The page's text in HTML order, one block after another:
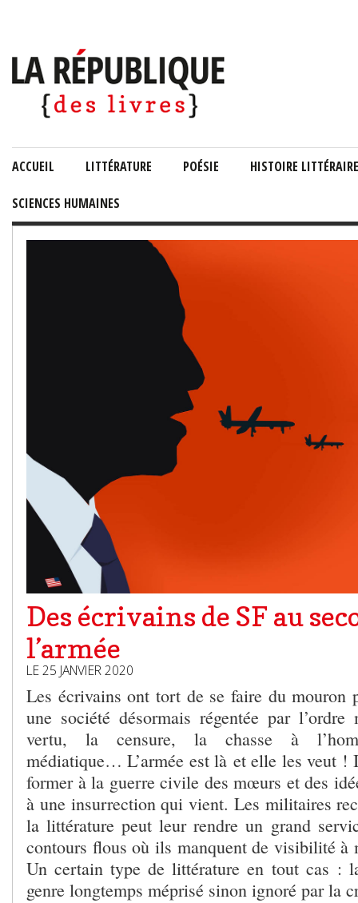
ACCUEIL LITTÉRATURE POÉSIE HISTOIRE LITTÉRAIRE
SCIENCES HUMAINES
Des écrivains de SF au
l’armée
LE 25 JANVIER 2020
Les écrivains ont tort de se faire du mouron
une société désormais régentée par
vertu, la censure, la chasse à
médiatique… L’armée est là et elle les veut !
former à la guerre civile des mœurs et des
à une insurrection qui vient. Les militaires
la littérature peut leur rendre un grand
contours flous où ils manquent de visibilité à
Un certain type de littérature en tout cas :
genre longtemps méprisé sinon ignoré par la